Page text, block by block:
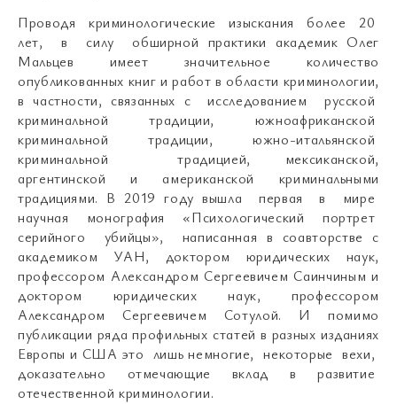
Проводя криминологические изыскания более 20
лет, в силу обширной практики академик Олег
Мальцев имеет значительное количество
опубликованных книг и работ в области криминологии,
в частности, связанных с исследованием русской
криминальной традиции, южноафриканской
криминальной традиции, южно-итальянской
криминальной традицией, мексиканской,
аргентинской и американской криминальными
традициями. В 2019 году вышла первая в мире
научная монография «Психологический портрет
серийного убийцы», написанная в соавторстве с
академиком УАН, доктором юридических наук,
профессором Александром Сергеевичем Саинчиным и
доктором юридических наук, профессором
Александром Сергеевичем Сотулой. И помимо
публикации ряда профильных статей в разных изданиях
Европы и США это лишь немногие, некоторые вехи,
доказательно отмечающие вклад в развитие
отечественной криминологии.